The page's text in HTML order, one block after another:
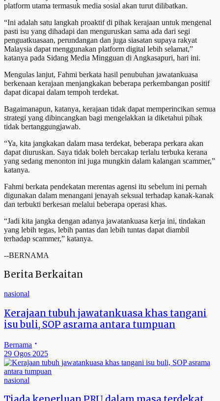
platform utama termasuk media sosial akan turut dilibatkan.
“Ini adalah satu langkah proaktif di pihak kerajaan untuk mengenal
pasti isu yang dihadapi dan menguruskan sama ada dari segi
penguatkuasaan, perundangan dan juga siasatan supaya rakyat
Malaysia dapat menggunakan platform digital lebih selamat,”
katanya pada Sidang Media Mingguan di Angkasapuri, hari ini.
Mengulas lanjut, Fahmi berkata hasil penubuhan jawatankuasa
berkenaan kerajaan menjangkakan beberapa perkembangan positif
dapat dicapai dalam tempoh terdekat.
Bagaimanapun, katanya, kerajaan tidak dapat memperincikan semua
strategi yang dibincangkan bagi mengelakkan ia diketahui pihak
tidak bertanggungjawab.
“Ya, kita jangkakan dalam masa terdekat, beberapa perkara akan
dapat diuruskan. Saya tidak boleh bercakap terlalu terbuka kerana
yang sedang menonton ini juga mungkin dalam kalangan scammer,”
katanya.
Fahmi berkata pendekatan merentas agensi itu sebelum ini pernah
digunakan dalam menangani jenayah seksual terhadap kanak-kanak
dan terbukti berkesan melalui beberapa operasi khas.
“Jadi kita jangka dengan adanya jawatankuasa kerja ini, tindakan
yang lebih tegas, lebih pantas dan lebih tuntas dapat diambil
terhadap scammer,” katanya.
--BERNAMA
Berita Berkaitan
nasional
Kerajaan tubuh jawatankuasa khas tangani
isu buli, SOP asrama antara tumpuan
Bernama
29 Ogos 2025
nasional